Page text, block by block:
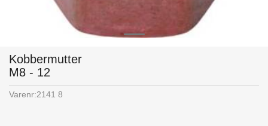
Kobbermutter
M8 - 12
Varenr:2141 8